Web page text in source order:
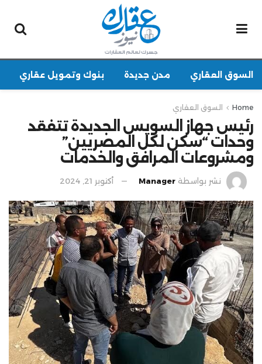
السوق العقاري مدن جديدة بنوك وتمويل عقاري
Home السوق العقاري
رئيس جهاز السويس الجديدة تتفقد
وحدات “سكن لكل المصريين”
ومشروعات المرافق والخدمات
نشر بواسطة Manager أكتوبر 21, 2024